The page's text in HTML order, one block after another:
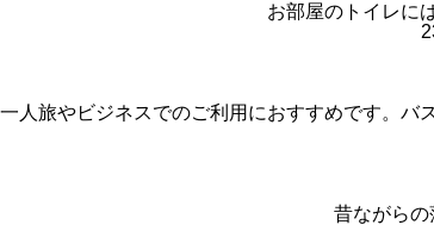
お部屋のトイレに
一人旅やビジネスでのご利用におすすめです。バ
昔ながらの